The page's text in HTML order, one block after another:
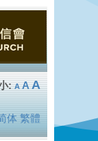
A A A
体 繁體